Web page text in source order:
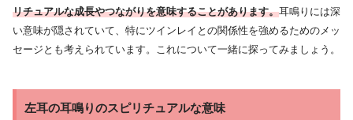
リチュアルな成長やつながりを意味することがあります。耳鳴りには深
い意味が隠されていて、特にツインレイとの関係性を強めるためのメッ
セージとも考えられています。これについて一緒に探ってみましょう。
左耳の耳鳴りのスピリチュアルな意味